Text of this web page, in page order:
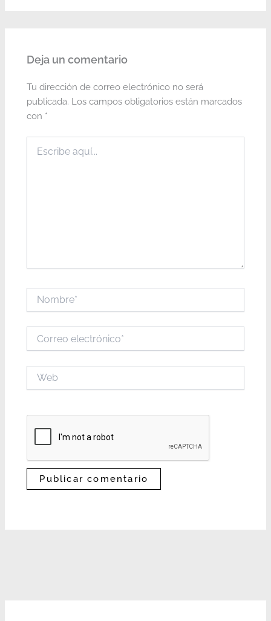
Deja un comentario
Tu dirección de correo electrónico no será
publicada. Los campos obligatorios están marcados
con *
aquí...
electrónico*